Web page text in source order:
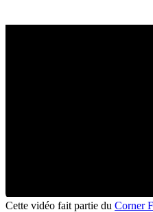
Cette vidéo fait partie du Corner